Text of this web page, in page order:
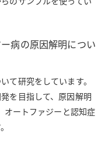
病の原因解明につい
て研究をしています。
を目指して、原因解明
オートファジーと認知症